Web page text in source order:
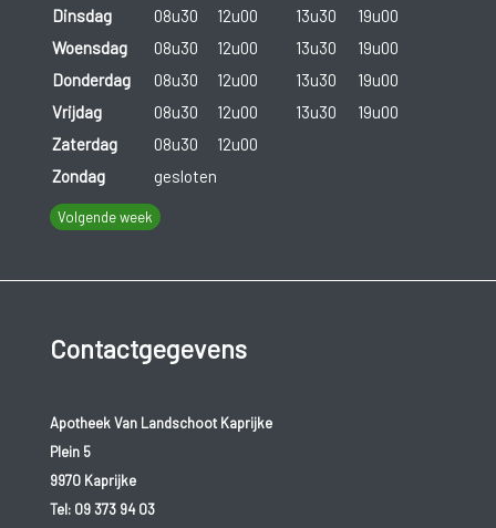
Dinsdag
08u30 12u00 13u30
19u00
Woensdag
08u30 12u00 13u30
19u00
Donderdag
08u30 12u00 13u30
19u00
Vrijdag
08u30 12u00 13u30
19u00
Zaterdag
08u30
12u00
Zondag
gesloten
Volgende week
Contactgegevens
Apotheek Van Landschoot Kaprijke
Plein 5
9970 Kaprijke
Tel: 09 373 94 03